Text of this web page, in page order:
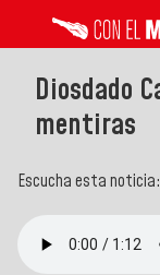
Diosdado
mentiras
Escucha esta